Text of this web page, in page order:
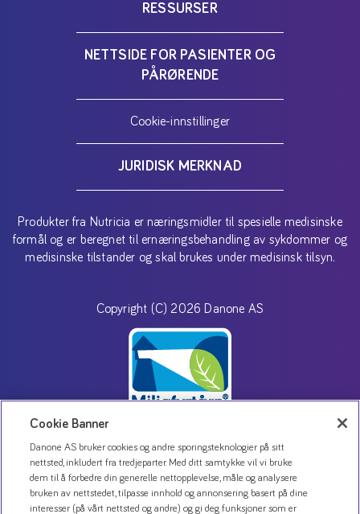
RESSURSER
NETTSIDE FOR PASIENTER OG
PÅRØRENDE
Cookie-innstillinger
JURIDISK MERKNAD
Produkter fra Nutricia er næringsmidler til spesielle medisinske
formål og er beregnet til ernæringsbehandling av sykdommer og
medisinske tilstander og skal brukes under medisinsk tilsyn.
Copyright (C) 2026 Danone AS
Kontakt oss
Personvernerklæring
Cookie Banner
Danone AS bruker cookies og andre sporingsteknologier på sitt
nettsted, inkludert fra tredjeparter. Med ditt samtykke vil vi bruke
dem til å forbedre din generelle nettopplevelse, måle og analysere
bruken av nettstedet, tilpasse innhold og annonsering basert på dine
interesser (på vårt nettsted og andre) og gi deg funksjoner som er